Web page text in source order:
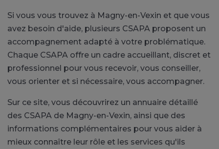
Si vous vous trouvez à Magny-en-Vexin et que vous
avez besoin d'aide, plusieurs CSAPA proposent un
accompagnement adapté à votre problématique.
Chaque CSAPA offre un cadre accueillant, discret et
professionnel pour vous recevoir, vous conseiller,
vous orienter et si nécessaire, vous accompagner.
Sur ce site, vous découvrirez un annuaire détaillé
des CSAPA de Magny-en-Vexin, ainsi que des
informations complémentaires pour vous aider à
mieux connaître leur rôle et les services qu'ils